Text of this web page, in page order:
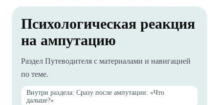
Психологическая реакция
на ампутацию
Раздел Путеводителя с материалами и навигацией
по теме.
Внутри раздела: Сразу после ампутации: «Что
дальше?»